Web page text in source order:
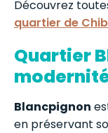
Découvrez
quartier de
Quartier
Blancpignon
en préservant